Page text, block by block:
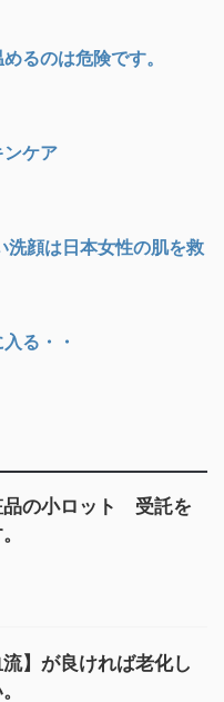
るのは危険です。
ンケア
洗顔は日本女性の肌を救
る・・
品の小ロット 受託を
流】が良ければ老化し